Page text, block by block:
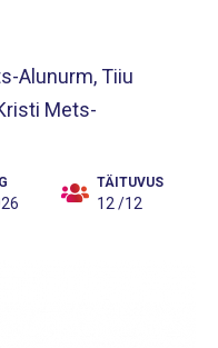
Alunurm, Tiiu
Mets-
TÄITUVUS
12 /12